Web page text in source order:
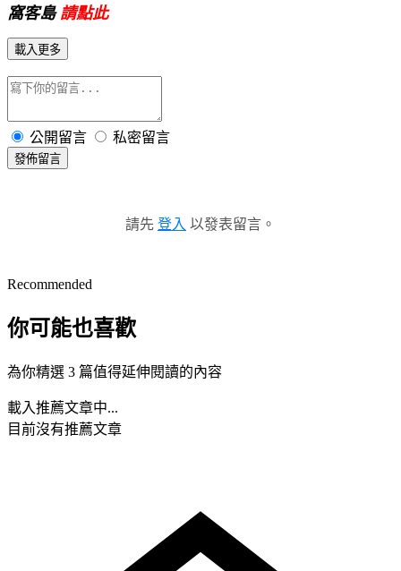
窩客島 請點此
載入更多
公開留言 私密留言
發佈留言
請先 登入 以發表留言。
Recommended
你可能也喜歡
為你精選 3 篇值得延伸閱讀的內容
載入推薦文章中...
目前沒有推薦文章